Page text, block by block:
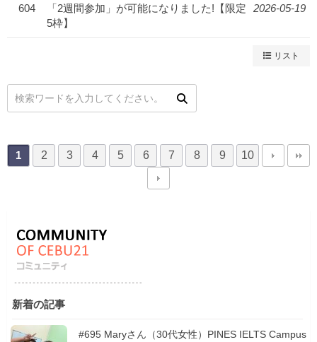
604
「2週間参加」が可能になりました!【限定
5枠】
2026-05-19
リスト
1 2 3 4 5 6 7 8 9 10
新着の記事
#695 Maryさん（30代女性）PINES IELTS Campus